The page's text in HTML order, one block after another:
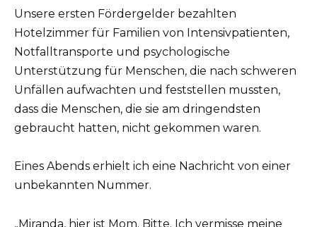
Unsere ersten Fördergelder bezahlten
Hotelzimmer für Familien von Intensivpatienten,
Notfalltransporte und psychologische
Unterstützung für Menschen, die nach schweren
Unfällen aufwachten und feststellen mussten,
dass die Menschen, die sie am dringendsten
gebraucht hatten, nicht gekommen waren.
Eines Abends erhielt ich eine Nachricht von einer
unbekannten Nummer.
„Miranda, hier ist Mom. Bitte. Ich vermisse meine